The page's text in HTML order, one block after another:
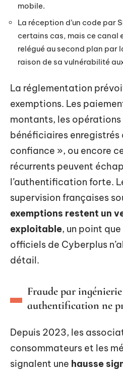
mobile.
La réception d’un code par
certains cas, mais ce canal
relégué au second plan par
raison de sa vulnérabilité
La réglementation
exemptions. Les
montants, les opérations
bénéficiaires enregistrés
confiance », ou encore
récurrents peuvent
l’authentification forte.
supervision françaises
exemptions restent un
exploitable, un point
officiels de Cyberplus
détail.
Fraude par
authentification ne
Depuis 2023, les
consommateurs et les
signalent une hausse